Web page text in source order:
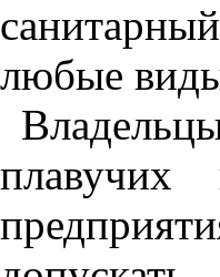
санита
любые ви
плавучих
пре